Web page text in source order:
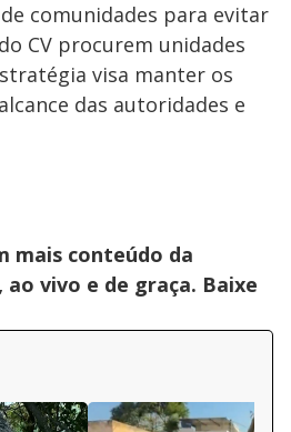
comunidades para evitar
CV procurem unidades
visa manter os
das autoridades e
mais conteúdo da
ao vivo e de graça. Baixe